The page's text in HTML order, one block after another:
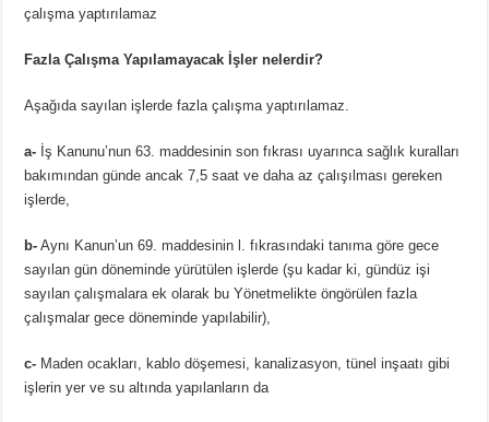
çalışma yaptırılamaz
Fazla Çalışma Yapılamayacak İşler nelerdir?
Aşağıda sayılan işlerde fazla çalışma yaptırılamaz.
a- İş Kanunu’nun 63. maddesinin son fıkrası uyarınca sağlık kuralları
bakımından günde ancak 7,5 saat ve daha az çalışılması gereken
işlerde,
b- Aynı Kanun’un 69. maddesinin l. fıkrasındaki tanıma göre gece
sayılan gün döneminde yürütülen işlerde (şu kadar ki, gündüz işi
sayılan çalışmalara ek olarak bu Yönetmelikte öngörülen fazla
çalışmalar gece döneminde yapılabilir),
c- Maden ocakları, kablo döşemesi, kanalizasyon, tünel inşaatı gibi
işlerin yer ve su altında yapılanların da